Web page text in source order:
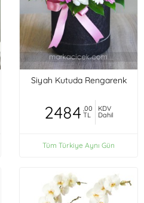
Siyah Kutuda Rengarenk
2484 ,00
TL
KDV
Dahil
Tüm Türkiye Aynı Gün